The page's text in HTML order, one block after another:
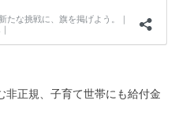
非正規、子育て世帯にも給付金